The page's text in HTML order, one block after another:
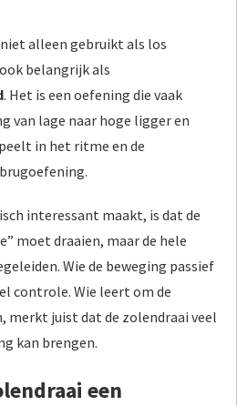
alleen gebruikt als los
belangrijk als
. Het is een oefening die vaak
van lage naar hoge ligger en
in het ritme en de
interessant maakt, is dat de
moet draaien, maar de hele
Wie de beweging passief
controle. Wie leert om de
merkt juist dat de zolendraai veel
kan brengen.
een